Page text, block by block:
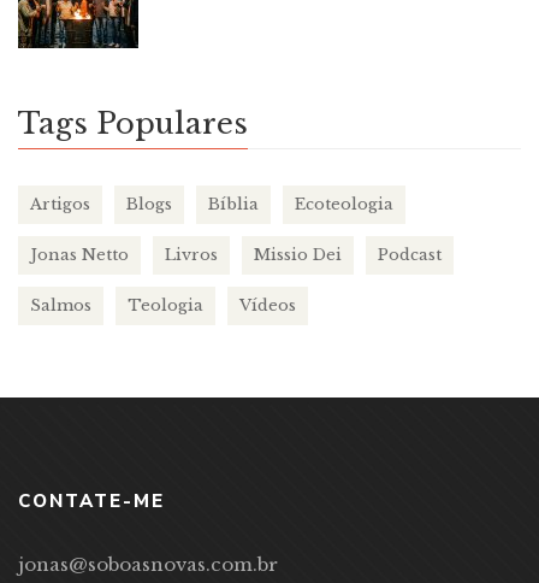
Tags Populares
Artigos Blogs Bíblia Ecoteologia
Jonas Netto Livros Missio Dei Podcast
Salmos Teologia Vídeos
CONTATE-ME
jonas@soboasnovas.com.br